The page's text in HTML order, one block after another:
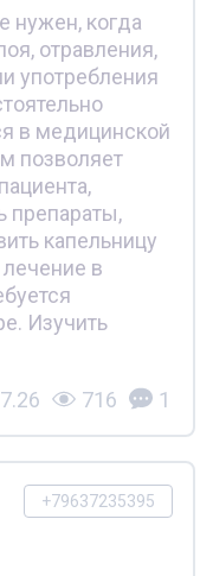
нужен, когда
отравления,
употребления
в медицинской
позволяет
препараты,
капельницу
в
Изучить
716 1
+79637235395